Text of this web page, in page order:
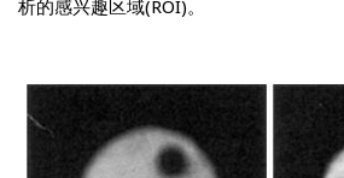
析的感兴趣区域(ROI)。